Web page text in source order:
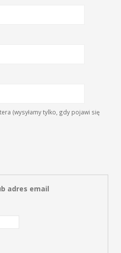
(wysyłamy tylko, gdy pojawi się
adres email